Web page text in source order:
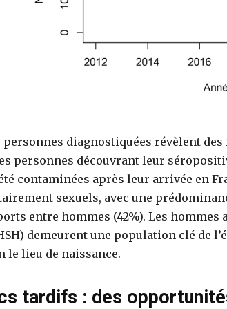
diagnostiquées révèlent
personnes découvrant leur
contaminées après leur arrivée en
sexuels, avec une
entre hommes (42%). Les hommes
demeurent une population clé de
le lieu de naissance.
tardifs : des